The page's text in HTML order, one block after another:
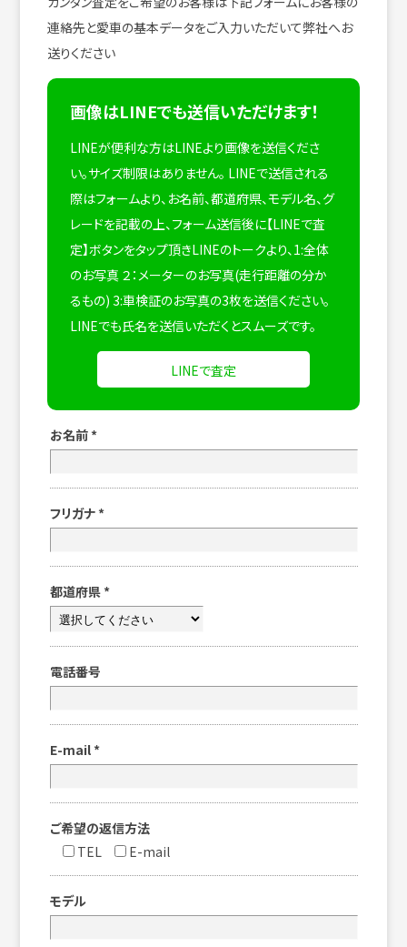
連絡先と愛車の基本データをご入力いただいて弊社へお
送りください
画像はLINEでも送信いただけます！
LINEが便利な方はLINEより画像を送信くださ
い。サイズ制限はありません。 LINEで送信される
際はフォームより、お名前、都道府県、モデル名、グ
レードを記載の上、フォーム送信後に【LINEで査
定】ボタンをタップ頂きLINEのトークより、1:全体
のお写真 ２：メーターのお写真(走行距離の分か
るもの) 3:車検証のお写真の3枚を送信ください。
LINEでも氏名を送信いただくとスムーズです。
LINEで査定
お名前 *
フリガナ *
都道府県 *
電話番号
E-mail *
ご希望の返信方法
TEL
E-mail
モデル